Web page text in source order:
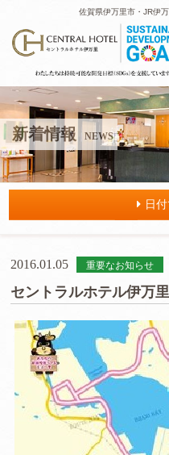
佐賀県伊万里市・JR伊
新着情報 NEWS
日
2016.01.05 重要なお知らせ
セントラルホテル伊万